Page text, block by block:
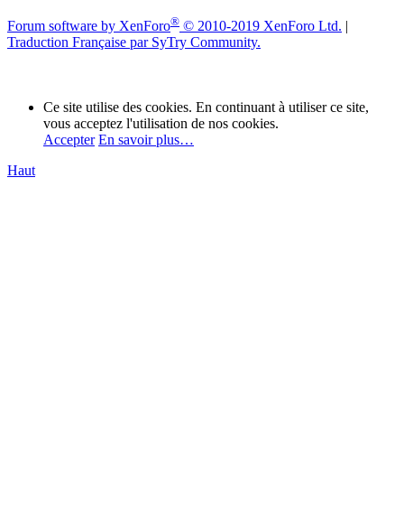
Forum software by XenForo® © 2010-2019 XenForo Ltd. |
Traduction Française par SyTry Community.
Ce site utilise des cookies. En continuant à utiliser ce site,
vous acceptez l'utilisation de nos cookies.
Accepter En savoir plus…
Haut